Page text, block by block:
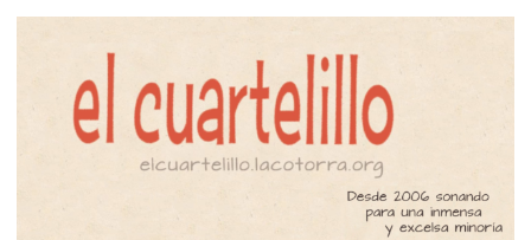
El Cuartelillo
Programa de radio de música
independiente. Podcast